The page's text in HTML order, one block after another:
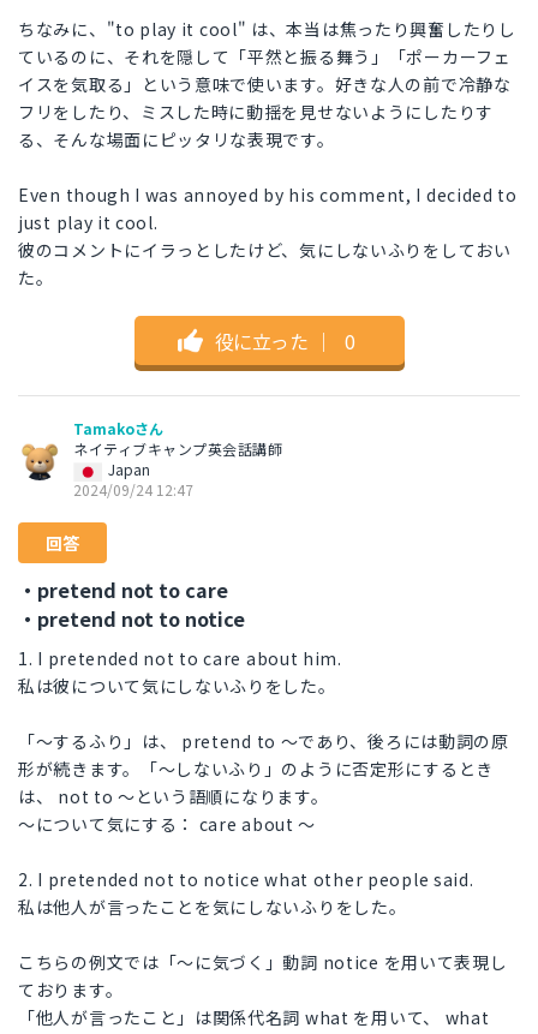
ちなみに、"to play it cool" は、本当は焦ったり興奮したりし
ているのに、それを隠して「平然と振る舞う」「ポーカーフェ
イスを気取る」という意味で使います。好きな人の前で冷静な
フリをしたり、ミスした時に動揺を見せないようにしたりす
る、そんな場面にピッタリな表現です。
Even though I was annoyed by his comment, I decided to
just play it cool.
彼のコメントにイラっとしたけど、気にしないふりをしておい
た。
役に立った ｜ 0
Tamakoさん
ネイティブキャンプ英会話講師
Japan
2024/09/24 12:47
回答
・pretend not to care
・pretend not to notice
1. I pretended not to care about him.
私は彼について気にしないふりをした。
「～するふり」は、 pretend to ～であり、後ろには動詞の原
形が続きます。「～しないふり」のように否定形にするとき
は、 not to ～という語順になります。
～について気にする： care about ～
2. I pretended not to notice what other people said.
私は他人が言ったことを気にしないふりをした。
こちらの例文では「～に気づく」動詞 notice を用いて表現し
ております。
「他人が言ったこと」は関係代名詞 what を用いて、 what